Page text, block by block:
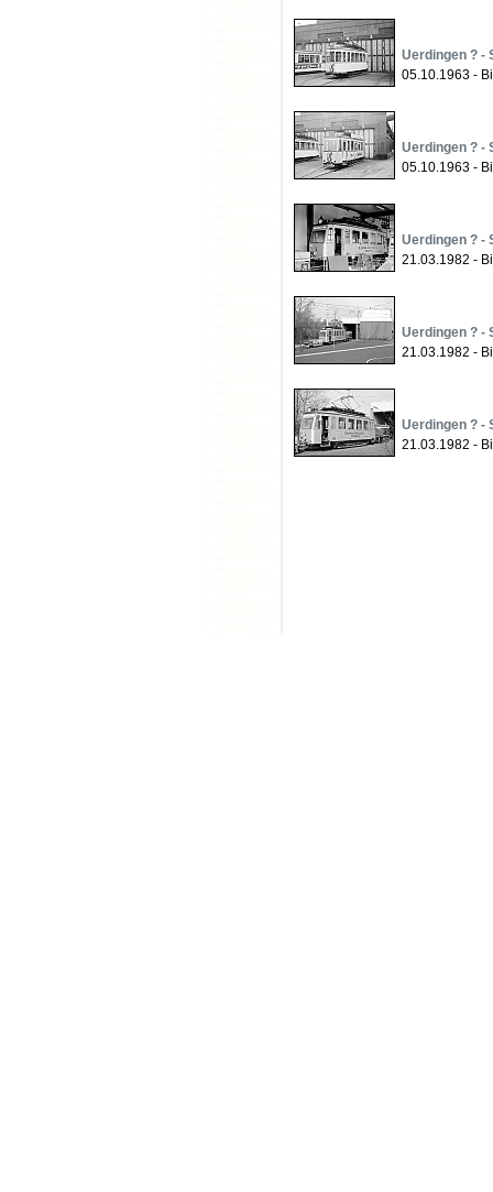
Uerdingen ? -
05.10.1963 -
Uerdingen ? -
05.10.1963 -
Uerdingen ? -
21.03.1982 -
Uerdingen ? -
21.03.1982 -
Uerdingen ? -
21.03.1982 -